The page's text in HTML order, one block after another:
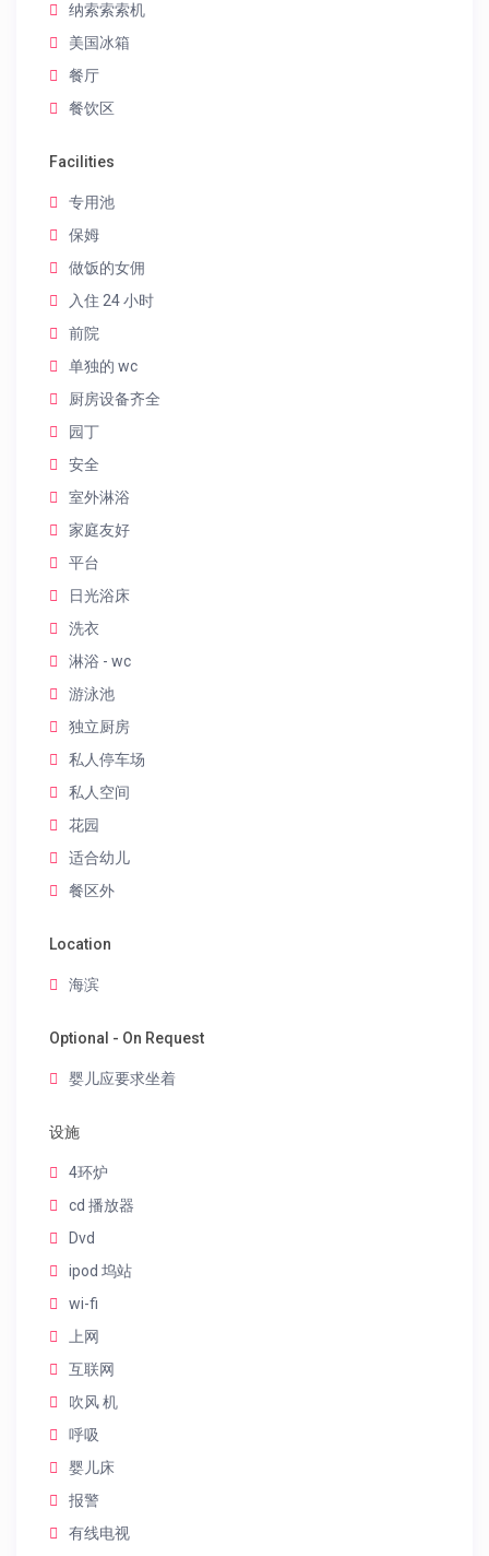
纳索索索机
美国冰箱
餐厅
餐饮区
Facilities
专用池
保姆
做饭的女佣
入住 24 小时
前院
单独的 wc
厨房设备齐全
园丁
安全
室外淋浴
家庭友好
平台
日光浴床
洗衣
淋浴 - wc
游泳池
独立厨房
私人停车场
私人空间
花园
适合幼儿
餐区外
Location
海滨
Optional - On Request
婴儿应要求坐着
设施
4环炉
cd 播放器
Dvd
ipod 坞站
wi-fi
上网
互联网
吹风 机
呼吸
婴儿床
报警
有线电视